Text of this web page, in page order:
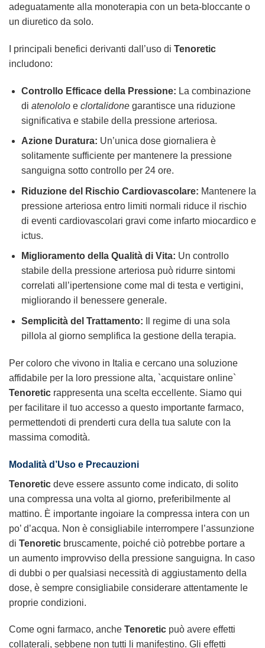
adeguatamente alla monoterapia con un beta-bloccante o
un diuretico da solo.
I principali benefici derivanti dall’uso di Tenoretic
includono:
Controllo Efficace della Pressione: La combinazione
di atenololoe clortalidonegarantisce una riduzione
significativa e stabile della pressione arteriosa.
Azione Duratura: Un’unica dose giornaliera è
solitamente sufficiente per mantenere la pressione
sanguigna sotto controllo per 24 ore.
Riduzione del Rischio Cardiovascolare: Mantenere la
pressione arteriosa entro limiti normali riduce il rischio
di eventi cardiovascolari gravi come infarto miocardico e
ictus.
Miglioramento della Qualità di Vita: Un controllo
stabile della pressione arteriosa può ridurre sintomi
correlati all’ipertensione come mal di testa e vertigini,
migliorando il benessere generale.
Semplicità del Trattamento: Il regime di una sola
pillola al giorno semplifica la gestione della terapia.
Per coloro che vivono in Italia e cercano una soluzione
affidabile per la loro pressione alta, `acquistare online`
Tenoretic rappresenta una scelta eccellente. Siamo qui
per facilitare il tuo accesso a questo importante farmaco,
permettendoti di prenderti cura della tua salute con la
massima comodità.
Modalità d’Uso e Precauzioni
Tenoretic deve essere assunto come indicato, di solito
una compressa una volta al giorno, preferibilmente al
mattino. È importante ingoiare la compressa intera con un
po’ d’acqua. Non è consigliabile interrompere l’assunzione
di Tenoretic bruscamente, poiché ciò potrebbe portare a
un aumento improvviso della pressione sanguigna. In caso
di dubbi o per qualsiasi necessità di aggiustamento della
dose, è sempre consigliabile considerare attentamente le
proprie condizioni.
Come ogni farmaco, anche Tenoretic può avere effetti
collaterali, sebbene non tutti li manifestino. Gli effetti